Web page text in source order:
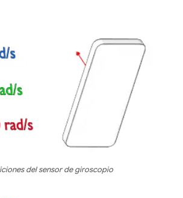
del sensor de giroscopio